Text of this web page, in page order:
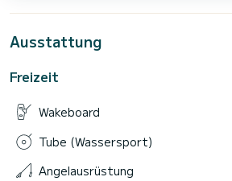
Ausstattung
Freizeit
Wakeboard
Tube (Wassersport)
Angelausrüstung